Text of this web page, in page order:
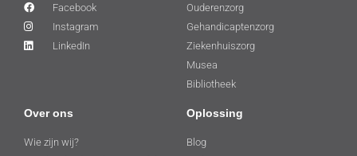
Facebook
Instagram
LinkedIn
Ouderenzorg
Gehandicaptenzorg
Ziekenhuiszorg
Musea
Bibliotheek
Over ons
Wie zijn wij?
Oplossing
Blog